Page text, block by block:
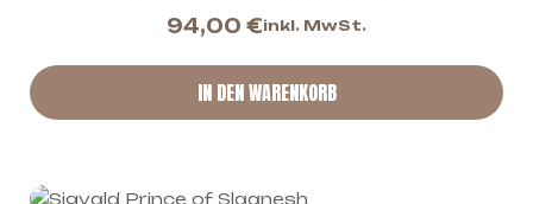
94,00 €inkl. MwSt.
IN DEN WARENKORB